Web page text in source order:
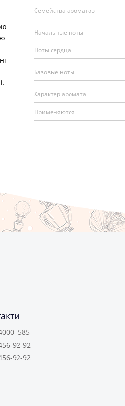
Семейства ароматов
Начальные ноты
Ноты сердца
Базовые ноты
Характер аромата
Применяются
585
92-92
92-92